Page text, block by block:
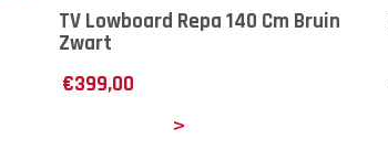
TV Lowboard Repa 140 Cm Bruin
Zwart
€399,00